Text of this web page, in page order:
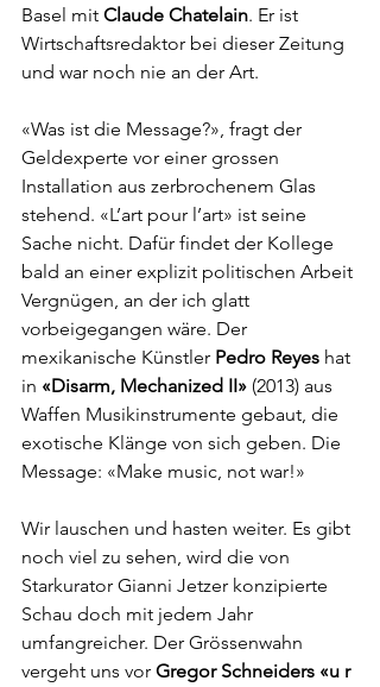
Basel mit Claude Chatelain. Er ist
Wirtschaftsredaktor bei dieser Zeitung
und war noch nie an der Art.
«Was ist die Message?», fragt der
Geldexperte vor einer grossen
Installation aus zerbrochenem Glas
stehend. «L’art pour l’art» ist seine
Sache nicht. Dafür findet der Kollege
bald an einer explizit politischen Arbeit
Vergnügen, an der ich glatt
vorbeigegangen wäre. Der
mexikanische Künstler Pedro Reyes hat
in «Disarm, Mechanized II» (2013) aus
Waffen Musikinstrumente gebaut, die
exotische Klänge von sich geben. Die
Message: «Make music, not war!»
Wir lauschen und hasten weiter. Es gibt
noch viel zu sehen, wird die von
Starkurator Gianni Jetzer konzipierte
Schau doch mit jedem Jahr
umfangreicher. Der Grössenwahn
vergeht uns vor Gregor Schneiders «u r